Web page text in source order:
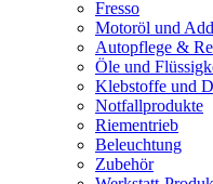
Fresso
Motoröl und
Autopflege &
Öle und
Klebstoffe und
Notfallprodukte
Riementrieb
Beleuchtung
Zubehör